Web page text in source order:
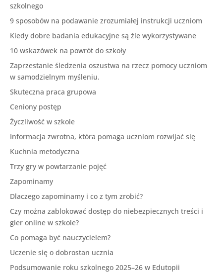
szkolnego
9 sposobów na podawanie zrozumiałej instrukcji uczniom
Kiedy dobre badania edukacyjne są źle wykorzystywane
10 wskazówek na powrót do szkoły
Zaprzestanie śledzenia oszustwa na rzecz pomocy uczniom
w samodzielnym myśleniu.
Skuteczna praca grupowa
Ceniony postęp
Życzliwość w szkole
Informacja zwrotna, która pomaga uczniom rozwijać się
Kuchnia metodyczna
Trzy gry w powtarzanie pojęć
Zapominamy
Dlaczego zapominamy i co z tym zrobić?
Czy można zablokować dostęp do niebezpiecznych treści i
gier online w szkole?
Co pomaga być nauczycielem?
Uczenie się o dobrostan ucznia
Podsumowanie roku szkolnego 2025–26 w Edutopii